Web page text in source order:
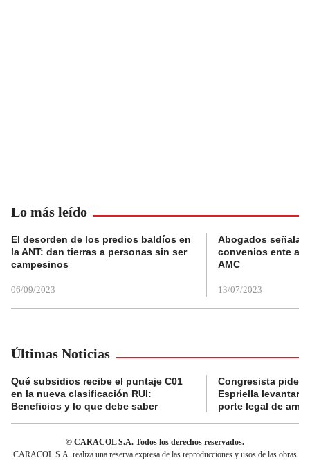
Lo más leído
El desorden de los predios baldíos en
la ANT: dan tierras a personas sin ser
campesinos
06/09/2023
Abogados
convenios ente
AMC
13/07/2023
Últimas Noticias
Qué subsidios recibe el puntaje C01
en la nueva clasificación RUI:
Beneficios y lo que debe saber
Congresista pide a
Espriella levantar
porte legal de
© CARACOL S.A. Todos los derechos reservados.
CARACOL S.A. realiza una reserva expresa de las reproducciones y usos de las obras